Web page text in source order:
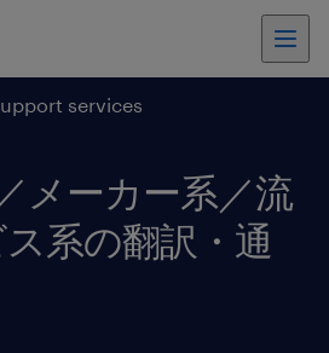
services
メーカー系／流
系の翻訳・通